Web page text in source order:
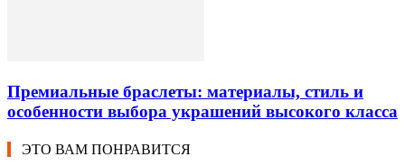
Премиальные браслеты: материалы, стиль и
особенности выбора украшений высокого класса
ЭТО ВАМ ПОНРАВИТСЯ